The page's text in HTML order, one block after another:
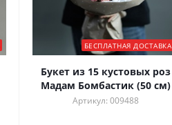
БЕСПЛАТНАЯ ДОСТАВКА
Букет из 15 кустовых роз
Мадам Бомбастик (50 см)
Артикул: 009488